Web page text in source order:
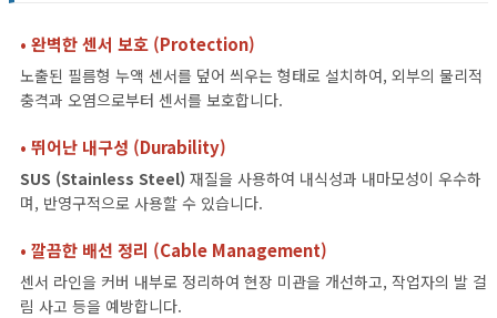
• 완벽한 센서 보호 (Protection)
노출된 필름형 누액 센서를 덮어 씌우는 형태로 설치하여, 외부의 물리적
충격과 오염으로부터 센서를 보호합니다.
• 뛰어난 내구성 (Durability)
SUS (Stainless Steel) 재질을 사용하여 내식성과 내마모성이 우수하
며, 반영구적으로 사용할 수 있습니다.
• 깔끔한 배선 정리 (Cable Management)
센서 라인을 커버 내부로 정리하여 현장 미관을 개선하고, 작업자의 발 걸
림 사고 등을 예방합니다.